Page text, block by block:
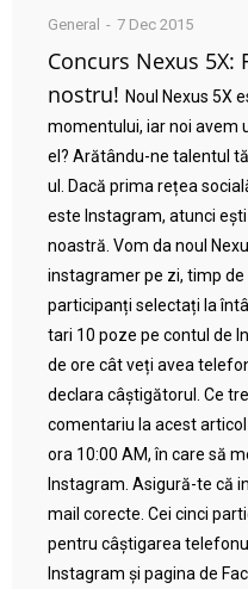
General 7 Dec 2015
Concurs Nexus 5X:
nostru! Noul Nexus 5X
momentului, iar noi avem
el? Arătându-ne talentul
ul. Dacă prima rețea
este Instagram, atunci
noastră. Vom da noul
instagramer pe zi, timp de
participanți selectați la
tari 10 poze pe contul de
de ore cât veți avea
declara câștigătorul. Ce
comentariu la acest
ora 10:00 AM, în care să
Instagram. Asigură-te că
mail corecte. Cei cinci
pentru câștigarea
Instagram și pagina de